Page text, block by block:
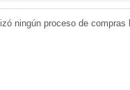
ningún proceso de